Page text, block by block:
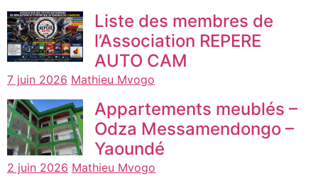
Liste des membres de
l’Association REPERE
AUTO CAM
7 juin 2026 Mathieu Mvogo
Appartements meublés –
Odza Messamendongo –
Yaoundé
2 juin 2026 Mathieu Mvogo